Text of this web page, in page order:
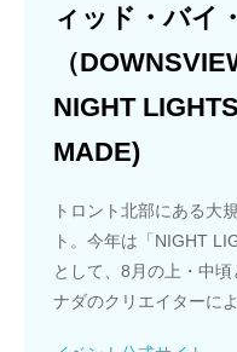
ィッド・バイ
（
NIGHT
MADE)
トロント北部にある大
ト。今年は「NIGHT
として、8月の上・中
ナダのクリエイターに